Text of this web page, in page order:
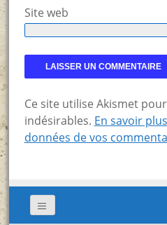
Site web
Ce site utilise Akismet
indésirables. En savoir
données de vos